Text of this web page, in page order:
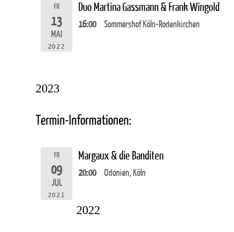
FR
13
MAI
2022
Duo Martina Gassmann & Frank Wingold
16:00 Sommershof Köln-Rodenkirchen
2023
Termin-Informationen:
FR
09
JUL
2021
Margaux & die Banditen
20:00 Odonien, Köln
2022